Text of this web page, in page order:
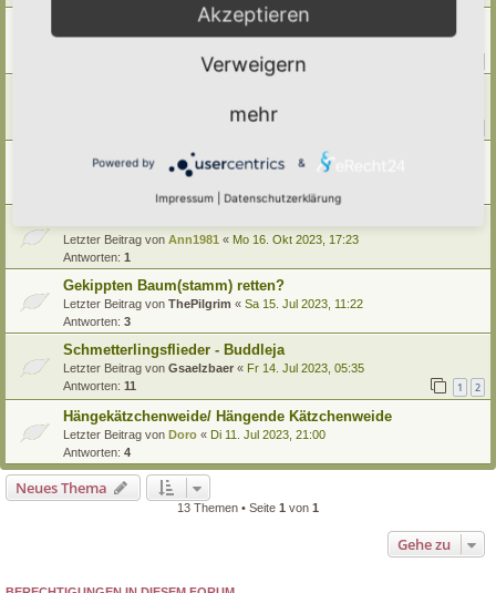
Dornenlose Himbeeren
Letzter Beitrag vonBorovinka«Mi 30. Jul 2025, 13:20
«Di 29. Jul 2025, 20:39
Kulturbrombeeren
Ann1981
Mi 30. Okt 2024, 18:20
Letzter Beitrag von Ann1981 « Mo 16. Okt 2023, 17:23
Antworten: 1
Gekippten Baum(stamm) retten?
Letzter Beitrag von ThePilgrim « Sa 15. Jul 2023, 11:22
Antworten: 3
Schmetterlingsflieder - Buddleja
Letzter Beitrag von Gsaelzbaer « Fr 14. Jul 2023, 05:35
Antworten: 11 1 2
Hängekätzchenweide/ Hängende Kätzchenweide
Letzter Beitrag von Doro « Di 11. Jul 2023, 21:00
Antworten: 4
Neues Thema
13 Themen • Seite 1 von 1
Gehe zu
Akzeptieren
Verweigern
mehr
Powered by &
Impressum Datenschutzerklärung